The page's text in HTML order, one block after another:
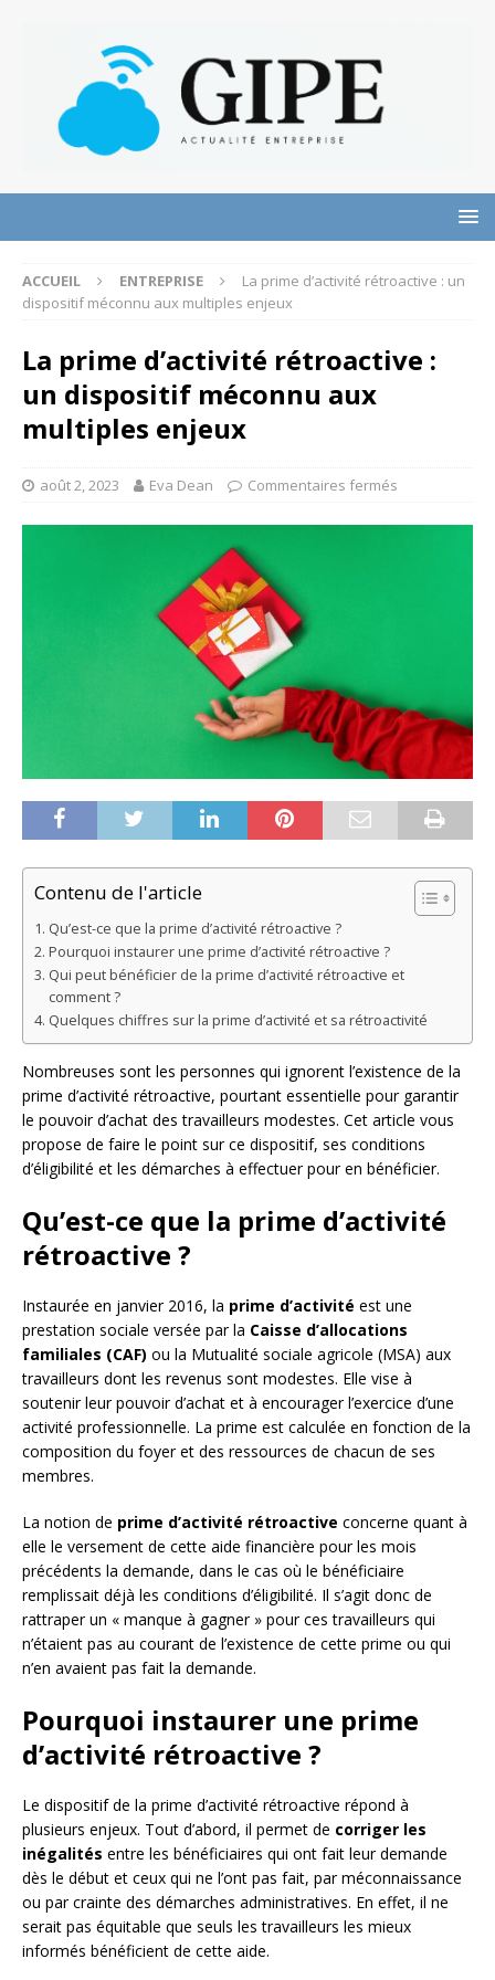
ACCUEIL ENTREPRISE
La prime d’activité rétroactive : un
dispositif méconnu aux multiples enjeux
La prime d’activité rétroactive :
un dispositif méconnu aux
multiples enjeux
août 2, 2023 Eva Dean Commentaires fermés
Contenu de l'article
Qu’est-ce que la prime d’activité rétroactive ?
Pourquoi instaurer une prime d’activité rétroactive ?
Qui peut bénéficier de la prime d’activité rétroactive et
comment ?
Quelques chiffres sur la prime d’activité et sa rétroactivité
Nombreuses sont les personnes qui ignorent l’existence de la
prime d’activité rétroactive, pourtant essentielle pour garantir
le pouvoir d’achat des travailleurs modestes. Cet article vous
propose de faire le point sur ce dispositif, ses conditions
d’éligibilité et les démarches à effectuer pour en bénéficier.
Qu’est-ce que la prime d’activité
rétroactive ?
Instaurée en janvier 2016, la prime d’activité est une
prestation sociale versée par la Caisse d’allocations
familiales (CAF) ou la Mutualité sociale agricole (MSA) aux
travailleurs dont les revenus sont modestes. Elle vise à
soutenir leur pouvoir d’achat et à encourager l’exercice d’une
activité professionnelle. La prime est calculée en fonction de la
composition du foyer et des ressources de chacun de ses
membres.
La notion de prime d’activité rétroactive concerne quant à
elle le versement de cette aide financière pour les mois
précédents la demande, dans le cas où le bénéficiaire
remplissait déjà les conditions d’éligibilité. Il s’agit donc de
rattraper un « manque à gagner » pour ces travailleurs qui
n’étaient pas au courant de l’existence de cette prime ou qui
n’en avaient pas fait la demande.
Pourquoi instaurer une prime
d’activité rétroactive ?
Le dispositif de la prime d’activité rétroactive répond à
plusieurs enjeux. Tout d’abord, il permet de corriger les
inégalités entre les bénéficiaires qui ont fait leur demande
dès le début et ceux qui ne l’ont pas fait, par méconnaissance
ou par crainte des démarches administratives. En effet, il ne
serait pas équitable que seuls les travailleurs les mieux
informés bénéficient de cette aide.